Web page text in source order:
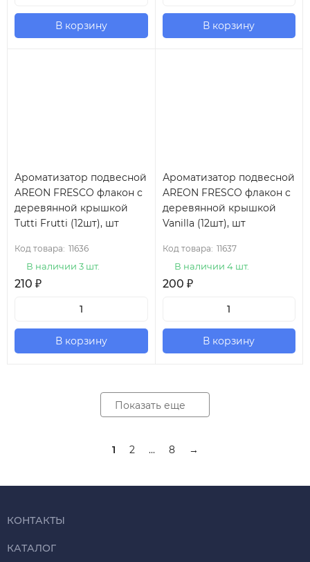
В корзину В корзину
Ароматизатор подвесной
AREON FRESCO флакон с
деревянной крышкой
Tutti Frutti (12шт), шт
Код товара: 11636
В наличии 3 шт.
210 ₽
В корзину
Ароматизатор подвесной
AREON FRESCO флакон с
деревянной крышкой
Vanilla (12шт), шт
Код товара: 11637
В наличии 4 шт.
200 ₽
В корзину
Показать еще
1 2 ... 8 →
КОНТАКТЫ
КАТАЛОГ